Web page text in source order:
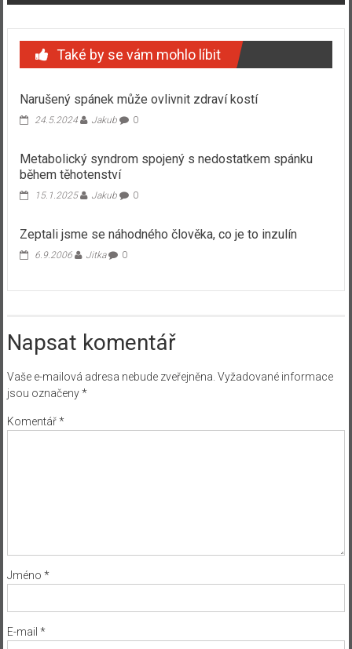
Také by se vám mohlo líbit
Narušený spánek může ovlivnit zdraví kostí
24.5.2024 Jakub 0
Metabolický syndrom spojený s nedostatkem spánku
během těhotenství
15.1.2025 Jakub 0
Zeptali jsme se náhodného člověka, co je to inzulín
6.9.2006 Jitka 0
Napsat komentář
Vaše e-mailová adresa nebude zveřejněna. Vyžadované informace
jsou označeny*
Komentář*
Jméno *
E-mail *